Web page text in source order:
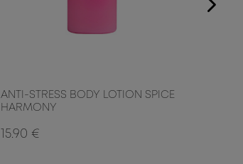
ANTI-STRESS BODY LOTION SPICE
HARMONY
15.90 €